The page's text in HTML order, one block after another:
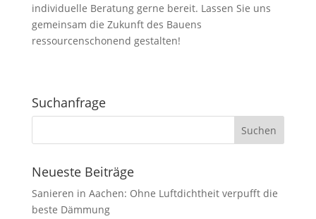
individuelle Beratung gerne bereit. Lassen Sie uns
gemeinsam die Zukunft des Bauens
ressourcenschonend gestalten!
Suchanfrage
Neueste Beiträge
Sanieren in Aachen: Ohne Luftdichtheit verpufft die
beste Dämmung